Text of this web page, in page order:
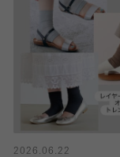
2026.06.22